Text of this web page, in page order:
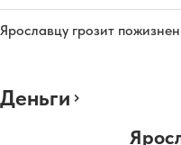
Ярославцу грозит
Деньги